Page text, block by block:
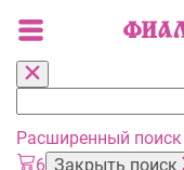
Расширенный поиск
6 Закрыть поиск